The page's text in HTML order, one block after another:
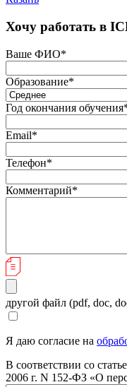
Хочу работать в
Ваше ФИО*
Образование*
Год окончания обучения
Email*
Телефон*
Комментарий*
другой файл (pdf, doc,
Я даю согласие на
В соответствии со
2006 г. N 152-ФЗ «О